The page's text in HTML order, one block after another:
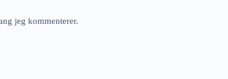
jeg kommenterer.